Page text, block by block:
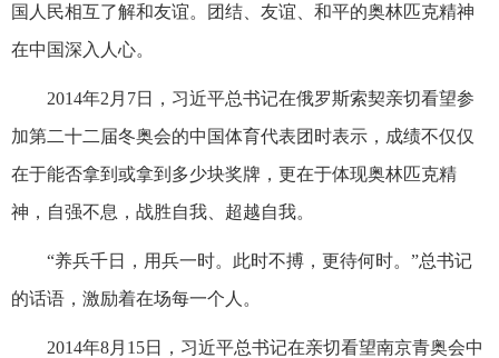
国人民相互了解和友谊。团结、友谊、和平的奥林匹克精神
在中国深入人心。
2014年2月7日，习近平总书记在俄罗斯索契亲切看望参
加第二十二届冬奥会的中国体育代表团时表示，成绩不仅仅
在于能否拿到或拿到多少块奖牌，更在于体现奥林匹克精
神，自强不息，战胜自我、超越自我。
“养兵千日，用兵一时。此时不搏，更待何时。”总书记
的话语，激励着在场每一个人。
2014年8月15日，习近平总书记在亲切看望南京青奥会中